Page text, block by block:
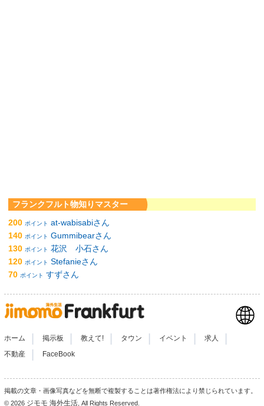
フランクフルト物知りマスター
200 ポイント at-wabisabiさん
140 ポイント Gummibearさん
130 ポイント 花沢 小石さん
120 ポイント Stefanieさん
70 ポイント すずさん
ホーム 掲示板 教えて! タウン イベント 求人
不動産 | FaceBook
掲載の文章・画像写真などを無断で複製することは著作権法により禁じられています。
© 2026 ジモモ 海外生活 , All Rights Reserved.